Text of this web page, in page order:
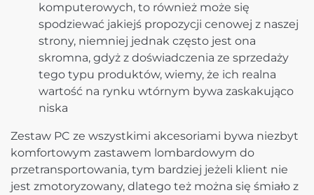
komputerowych, to również może się
spodziewać jakiejś propozycji cenowej z naszej
strony, niemniej jednak często jest ona
skromna, gdyż z doświadczenia ze sprzedaży
tego typu produktów, wiemy, że ich realna
wartość na rynku wtórnym bywa zaskakująco
niska
Zestaw PC ze wszystkimi akcesoriami bywa niezbyt
komfortowym zastawem lombardowym do
przetransportowania, tym bardziej jeżeli klient nie
jest zmotoryzowany, dlatego też można się śmiało z